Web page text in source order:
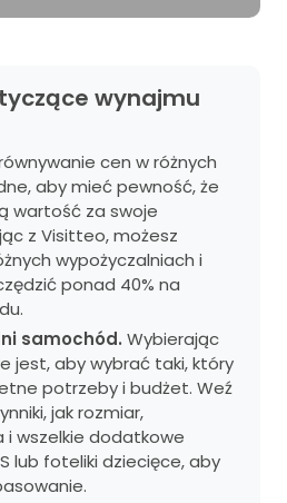
wynajmu
cen w różnych
aby mieć pewność, że
wartość za swoje
z Visitteo, możesz
wypożyczalniach i
ponad 40% na
samochód. Wybierając
jest, aby wybrać taki, który
potrzeby i budżet. Weź
jak rozmiar,
i wszelkie dodatkowe
lub foteliki dziecięce, aby